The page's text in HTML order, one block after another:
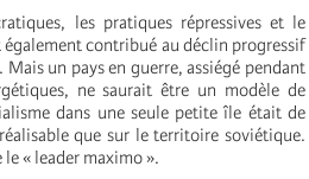
les pratiques répressives et le
contribué au déclin progressif
un pays en guerre, assiégé pendant
ne saurait être un modèle de
dans une seule petite île était de
que sur le territoire soviétique.
le « leader maximo ».